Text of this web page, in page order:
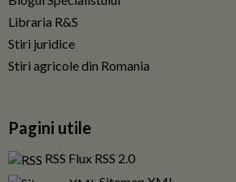
Libraria R&S
Stiri juridice
Stiri agricole din Romania
Pagini utile
RSS Flux RSS 2.0